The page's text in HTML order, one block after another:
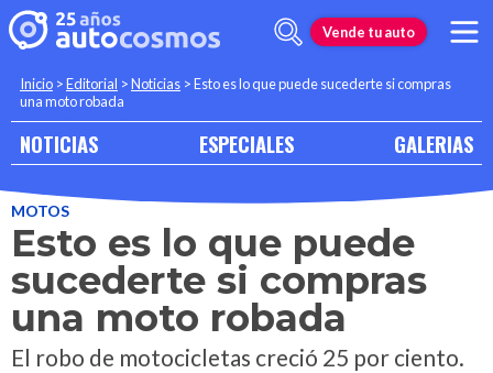
Vende tu auto
Inicio >Editorial >Noticias >Esto es lo que puede sucederte si compras
una moto robada
NOTICIAS ESPECIALES GALERIAS
MOTOS
Esto es lo que puede
sucederte si compras
una moto robada
El robo de motocicletas creció 25 por ciento.